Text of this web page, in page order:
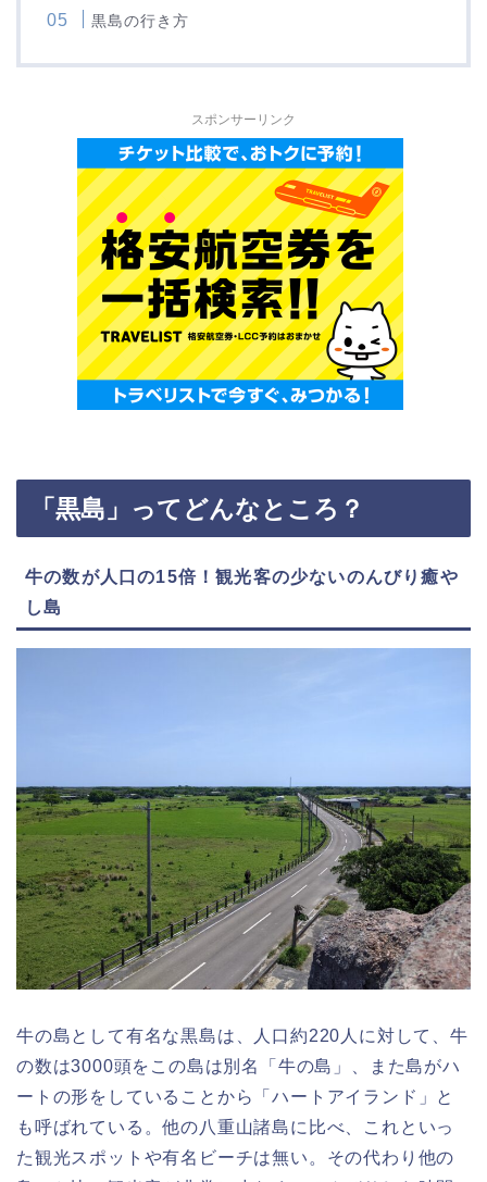
黒島の行き方
スポンサーリンク
「黒島」ってどんなところ？
牛の数が人口の15倍！観光客の少ないのんびり癒や
し島
牛の島として有名な黒島は、人口約220人に対して、牛
の数は3000頭をこの島は別名「牛の島」、また島がハ
ートの形をしていることから「ハートアイランド」と
も呼ばれている。他の八重山諸島に比べ、これといっ
た観光スポットや有名ビーチは無い。その代わり他の